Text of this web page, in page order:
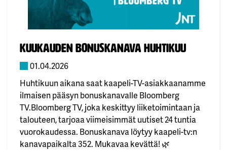
Kuukauden bonuskanava huhtikuu
Julkaistu:
01.04.2026
Huhtikuun aikana saat kaapeli-TV-asiakkaanamme
ilmaisen pääsyn bonuskanavalle Bloomberg
TV.Bloomberg TV, joka keskittyy liiketoimintaan ja
talouteen, tarjoaa viimeisimmät uutiset 24 tuntia
vuorokaudessa. Bonuskanava löytyy kaapeli-tv:n
kanavapaikalta 352. Mukavaa kevättä! 🌿